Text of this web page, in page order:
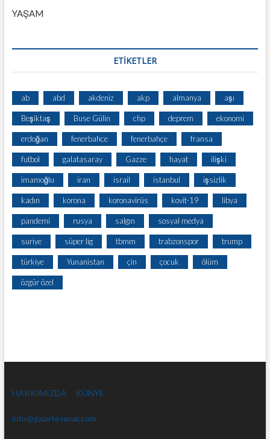
YAŞAM
ETİKETLER
ab abd akdeniz akp almanya aşı
Beşiktaş Buse Gülin chp deprem ekonomi
erdoğan fenerbahce fenerbahçe fransa
futbol galatasaray Gazze hayat ilişki
imamoğlu iran israil istanbul işsizlik
kadın korona koronavirüs kovit-19 libya
pandemi rusya salgın sosyal medya
suriye süper lig tbmm trabzonspor trump
türkiye Yunanistan çin çocuk ölüm
özgür özel
HAKKIMIZDA KÜNYE
info@gazetesanal.com